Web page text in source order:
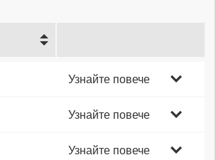
Узнайте повече
Узнайте повече
Узнайте повече